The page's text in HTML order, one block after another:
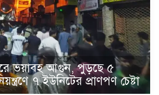
ভয়াবহ আগুন, পুড়ছে ৫
৭ ইউনিটের প্রাণপণ চেষ্টা